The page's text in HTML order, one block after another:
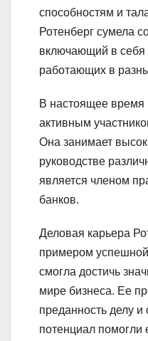
способностям и
Ротенберг сумела
включающий в себя
работающих в
В настоящее время
активным
Она занимает
руководстве
является членом
банков.
Деловая карьера
примером
смогла достичь
мире бизнеса. Ее
преданность делу
потенциал помогли